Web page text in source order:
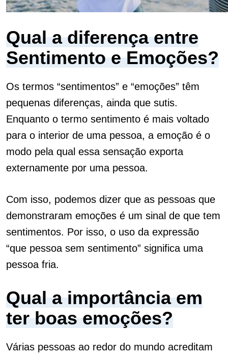
Qual a diferença entre
Sentimento e Emoções?
Os termos “sentimentos” e “emoções” têm
pequenas diferenças, ainda que sutis.
Enquanto o termo sentimento é mais voltado
para o interior de uma pessoa, a emoção é o
modo pela qual essa sensação exporta
externamente por uma pessoa.
Com isso, podemos dizer que as pessoas que
demonstraram emoções é um sinal de que tem
sentimentos. Por isso, o uso da expressão
“que pessoa sem sentimento” significa uma
pessoa fria.
Qual a importância em
ter boas emoções?
Várias pessoas ao redor do mundo acreditam